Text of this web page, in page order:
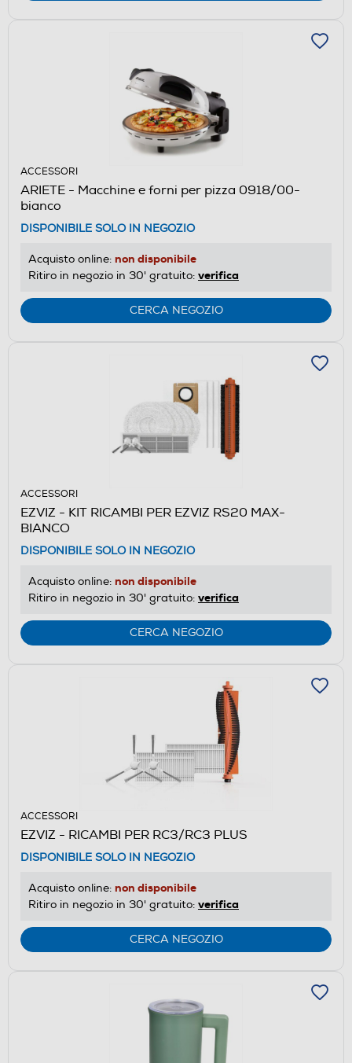
ACCESSORI
ARIETE - Macchine e forni per pizza 0918/00-
bianco
DISPONIBILE SOLO IN NEGOZIO
Acquisto online: non disponibile
Ritiro in negozio in 30' gratuito: verifica
CERCA NEGOZIO
ACCESSORI
EZVIZ - KIT RICAMBI PER EZVIZ RS20 MAX-
BIANCO
DISPONIBILE SOLO IN NEGOZIO
Acquisto online: non disponibile
Ritiro in negozio in 30' gratuito: verifica
CERCA NEGOZIO
ACCESSORI
EZVIZ - RICAMBI PER RC3/RC3 PLUS
DISPONIBILE SOLO IN NEGOZIO
Acquisto online: non disponibile
Ritiro in negozio in 30' gratuito: verifica
CERCA NEGOZIO